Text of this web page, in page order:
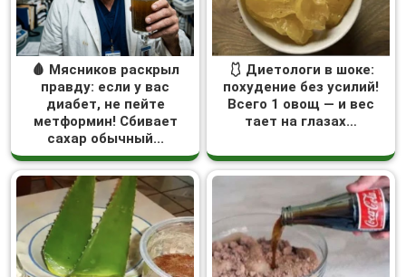
🩸 Мясников раскрыл
правду: если у вас
диабет, не пейте
метформин! Сбивает
сахар обычный...
🩱 Диетологи в шоке:
похудение без усилий!
Всего 1 овощ — и вес
тает на глазах…